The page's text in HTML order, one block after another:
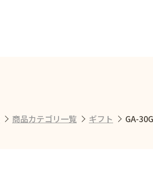
商品カテゴリ一覧 ギフト GA-30G